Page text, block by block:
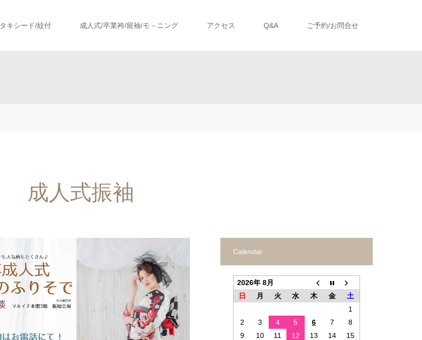
タキシード/紋付 成人式/卒業袴/留袖/モ－ニング アクセス Q&A ご予約/お問合せ
成人式振袖
Calendar
2026年 8月
日
月 火 水 木 金
土
1
2
3 4 5 6 7
8
9
10 11 12 13 14
15